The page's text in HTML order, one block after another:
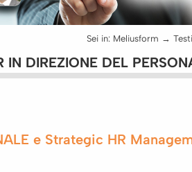
Sei in: Meliusform →
DIREZIONE DEL
e Strategic HR